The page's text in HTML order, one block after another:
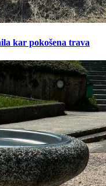
kar pokošena trava